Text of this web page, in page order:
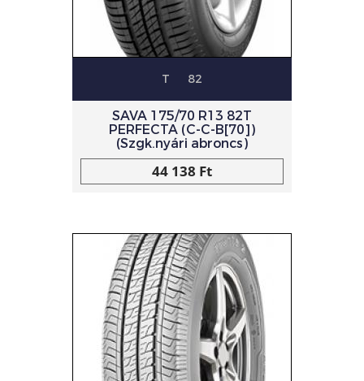
T 82
SAVA 175/70 R13 82T
PERFECTA (C-C-B[70])
(Szgk.nyári abroncs)
44 138 Ft